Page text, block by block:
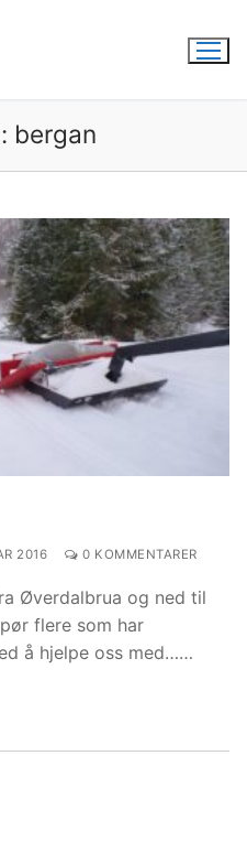
bergan
2016 0 KOMMENTARER
Øverdalbrua og ned til
flere som har
å hjelpe oss med……